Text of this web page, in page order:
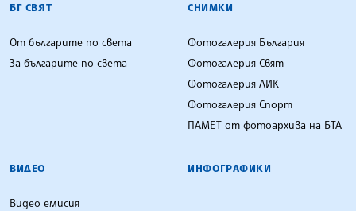
БГ СВЯТ
От българите по света
За българите по света
СНИМКИ
Фотогалерия България
Фотогалерия Свят
Фотогалерия ЛИК
Фотогалерия Спорт
ПАМЕТ от фотоархива на БТА
ВИДЕО
Видео емисия
ИНФОГРАФИКИ